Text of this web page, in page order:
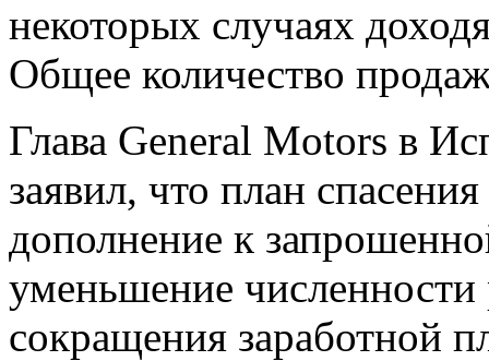
некоторых случаях
Общее количество
Глава General Motors в
заявил, что план
дополнение к
уменьшение численности
сокращения заработной